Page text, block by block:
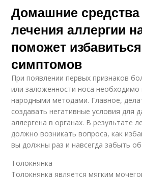
Домашние
лечения аллергии
поможет
симптомов
При появлении первых признаков
или заложенности носа необходимо
народными методами. Главное,
создавать негативные условия для
аллергена в органах. В результате
должно возникать вопроса, как
вы должны раз и навсегда забыть
Толокнянка
Толокнянка является мягким